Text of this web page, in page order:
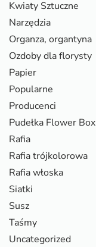
Kwiaty Sztuczne
Narzędzia
Organza, organtyna
Ozdoby dla florysty
Papier
Popularne
Producenci
Pudełka Flower Box
Rafia
Rafia trójkolorowa
Rafia włoska
Siatki
Susz
Taśmy
Uncategorized